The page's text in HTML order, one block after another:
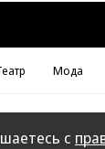
Мода
с